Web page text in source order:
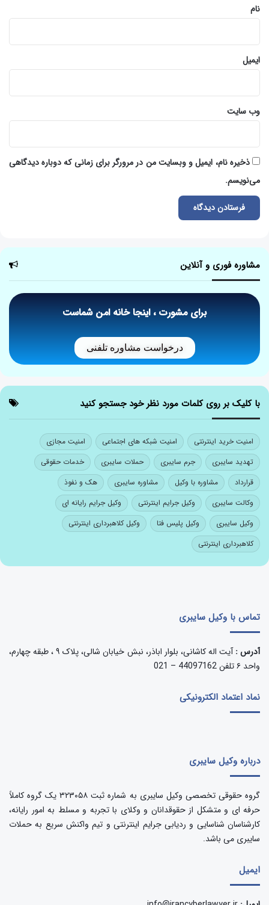
نام
ایمیل
وب‌ سایت
ذخیره نام، ایمیل و وبسایت من در مرورگر برای زمانی که دوباره دیدگاهی
می‌نویسم.
مشاوره فوری و آنلاین
برای مشورت ، اینجا خانه امن شماست
درخواست مشاوره تلفنی
با کلیک بر روی کلمات مورد نظر خود جستجو کنید
امنیت خرید اینترنتی امنیت شبکه های اجتماعی
امنیت مجازی
تهدید سایبری
جرم سایبری حملات سایبری
خدمات حقوقی
قرارداد
مشاوره با وکیل مشاوره سایبری
هک و نفوذ
وکالت سایبری
وکیل جرایم اینترنتی
وکیل جرایم رایانه ای
وکیل سایبری
وکیل پلیس فتا
وکیل کلاهبرداری اینترنتی
کلاهبرداری اینترنتی
تماس با وکیل سایبری
آدرس :
آیت اله کاشانی، بلوار اباذر، نبش خیابان شالی، پلاک ۹ ، طبقه چهارم،
واحد ۶ تلفن 44097162 – 021
نماد اعتماد الکترونیکی
درباره وکیل سایبری
گروه حقوقی تخصصی وکیل سایبری به شماره ثبت ۳۲۳۰۵۸ یک گروه کاملاً
حرفه ای و متشکل از حقوقدانان و وکلای با تجربه و مسلط به امور رایانه،
کارشناسان شناسایی و ردیابی جرایم اینترنتی و تیم واکنش سریع به حملات
سایبری می باشد.
ایمیل